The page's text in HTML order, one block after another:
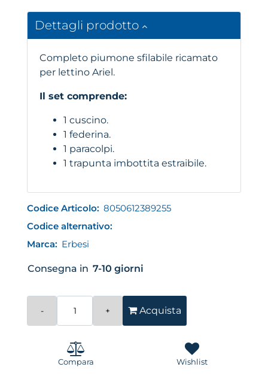
Dettagli prodotto
Completo piumone sfilabile ricamato
per lettino Ariel.
Il set comprende:
1 cuscino.
1 federina.
1 paracolpi.
1 trapunta imbottita estraibile.
Codice Articolo: 8050612389255
Codice alternativo:
Marca: Erbesi
Consegna in 7-10 giorni
Acquista
Compara Wishlist